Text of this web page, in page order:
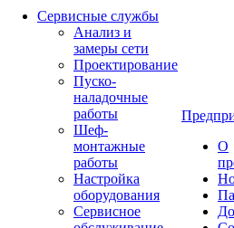
Сервисные службы
Анализ и
замеры сети
Проектирование
Пуско-
наладочные
работы
Шеф-
монтажные
работы
Настройка
оборудования
Сервисное
О